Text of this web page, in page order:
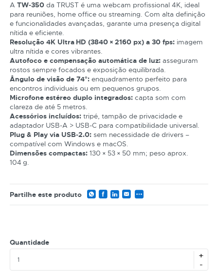
A TW‑350 da TRUST é uma webcam profissional 4K, ideal
para reuniões, home office ou streaming. Com alta definição
e funcionalidades avançadas, garante uma presença digital
nítida e eficiente.
Resolução 4K Ultra HD (3840 × 2160 px) a 30 fps: imagem
ultra nítida e cores vibrantes.
Autofoco e compensação automática de luz: asseguram
rostos sempre focados e exposição equilibrada.
Ângulo de visão de 74°: enquadramento perfeito para
encontros individuais ou em pequenos grupos.
Microfone estéreo duplo integrados: capta som com
clareza de até 5 metros.
Acessórios incluídos: tripé, tampão de privacidade e
adaptador USB‑A > USB‑C para compatibilidade universal.
Plug & Play via USB‑2.0: sem necessidade de drivers –
compatível com Windows e macOS.
Dimensões compactas: 130 × 53 × 50 mm; peso aprox.
104 g.
Partilhe este produto
Quantidade
+
-